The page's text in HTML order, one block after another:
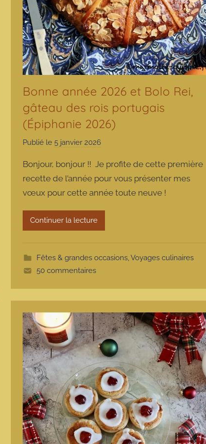
Bonne année 2026 et Bolo Rei,
gâteau des rois portugais
(Épiphanie 2026)
Publié le 5 janvier 2026
r
m
a
o
t
Bonjour, bonjour !! Je profite de cette première
recette de l’année pour vous présenter mes
vœux pour cette année toute neuve !
Continuer la lecture
Fêtes & grandes occasions,Voyages culinaires
50 commentaires